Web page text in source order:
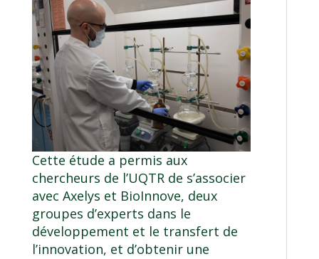
Cette étude a permis aux
chercheurs de l’UQTR de s’associer
avec Axelys et BioInnove, deux
groupes d’experts dans le
développement et le transfert de
l’innovation, et d’obtenir une